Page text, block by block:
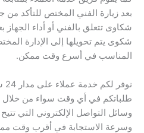
بعد زيارة الفني المختص للتأكد
شكاوى تتعلق بالفني أو أداء
شكوى يتم تحويلها إلى الإدارة
المناسب في أسرع وقت ممكن.
طلباتكم في أي وقت سواء من خلال
وسائل التواصل الإلكتروني التي
وسرعة الاستجابة في أقرب وقت